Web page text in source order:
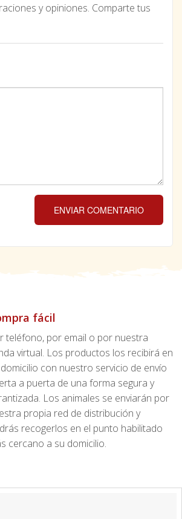
y opiniones. Comparte tus
ENVIAR COMENTARIO
fácil
teléfono, por email o por nuestra
virtual. Los productos los recibirá en
con nuestro servicio de envío
a puerta de una forma segura y
Los animales se enviarán por
propia red de distribución y
recogerlos en el punto habilitado
cercano a su domicilio.